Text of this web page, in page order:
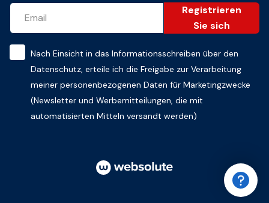
Registrieren
Sie sich
Nach Einsicht in das Informationsschreiben über den
Datenschutz, erteile ich die Freigabe zur Verarbeitung
meiner personenbezogenen Daten für Marketingzwecke
(Newsletter und Werbemitteilungen, die mit
automatisierten Mitteln versandt werden)